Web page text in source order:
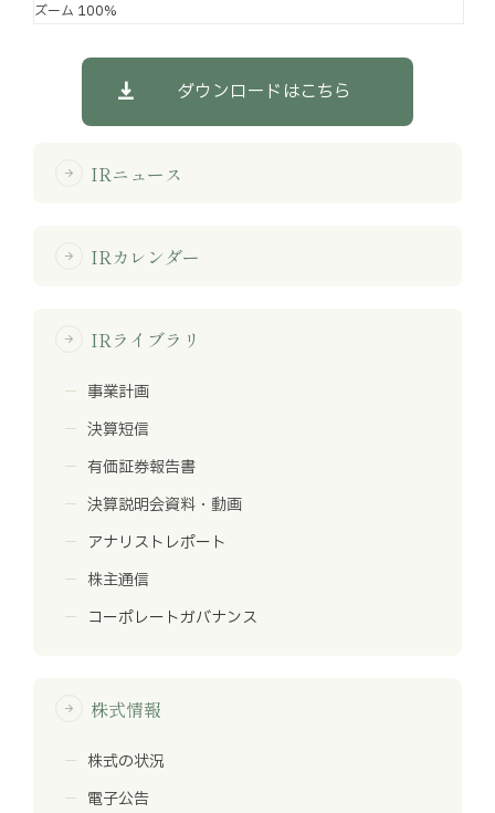
ズーム 100%
ダウンロードはこちら
arrow_forward IRニュース
arrow_forward IRカレンダー
arrow_forward IRライブラリ
事業計画
決算短信
有価証券報告書
決算説明会資料・動画
アナリストレポート
株主通信
コーポレートガバナンス
arrow_forward 株式情報
株式の状況
電子公告